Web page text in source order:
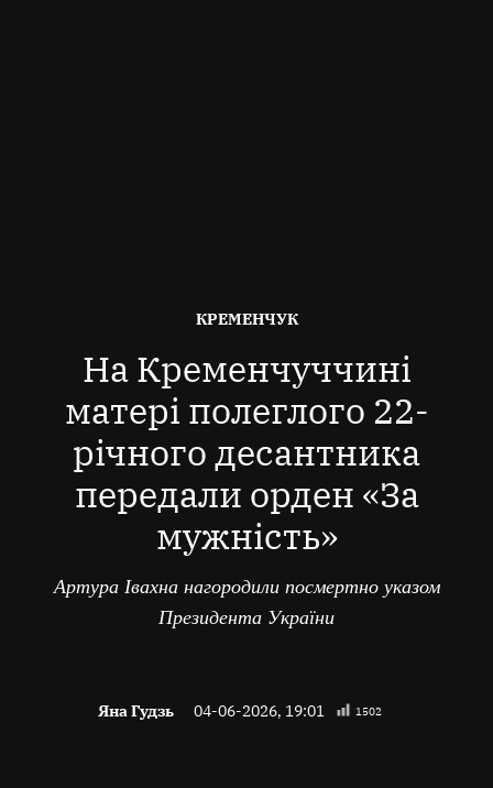
ОПУБЛІКОВАНО
КРЕМЕНЧУК
На Кременчуччині
матері полеглого 22-
річного десантника
передали орден «За
мужність»
Артура Івахна нагородили посмертно указом
Президента України
Яна Гудзь 04-06-2026, 19:01 1502